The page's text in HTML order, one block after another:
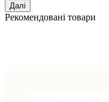
Далі
Рекомендовані товари